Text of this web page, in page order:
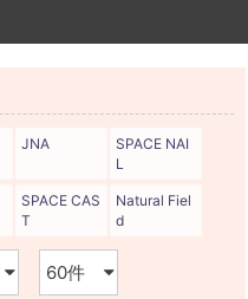
JNA
SPACE NAI
L
SPACE CAS
T
Natural Fiel
d